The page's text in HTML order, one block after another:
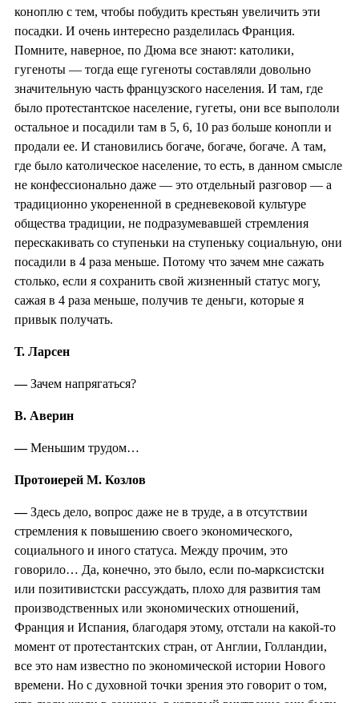
коноплю с тем, чтобы побудить крестьян увеличить эти
посадки. И очень интересно разделилась Франция.
Помните, наверное, по Дюма все знают: католики,
гугеноты — тогда еще гугеноты составляли довольно
значительную часть французского населения. И там, где
было протестантское население, гугеты, они все выпололи
остальное и посадили там в 5, 6, 10 раз больше конопли и
продали ее. И становились богаче, богаче, богаче. А там,
где было католическое население, то есть, в данном смысле
не конфессионально даже — это отдельный разговор — а
традиционно укорененной в средневековой культуре
общества традиции, не подразумевавшей стремления
перескакивать со ступеньки на ступеньку социальную, они
посадили в 4 раза меньше. Потому что зачем мне сажать
столько, если я сохранить свой жизненный статус могу,
сажая в 4 раза меньше, получив те деньги, которые я
привык получать.
Т. Ларсен
—Зачем напрягаться?
В. Аверин
—Меньшим трудом…
Протоиерей М. Козлов
—Здесь дело, вопрос даже не в труде, а в отсутствии
стремления к повышению своего экономического,
социального и иного статуса. Между прочим, это
говорило… Да, конечно, это было, если по-марксистски
или позитивистски рассуждать, плохо для развития там
производственных или экономических отношений,
Франция и Испания, благодаря этому, отстали на какой-то
момент от протестантских стран, от Англии, Голландии,
все это нам известно по экономической истории Нового
времени. Но с духовной точки зрения это говорит о том,